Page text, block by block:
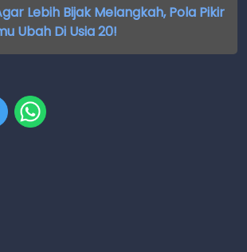
Lebih Bijak Melangkah, Pola Pikir
Ubah Di Usia 20!